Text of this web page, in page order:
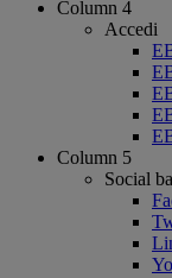
Column 4
Accedi
Column 5
Social